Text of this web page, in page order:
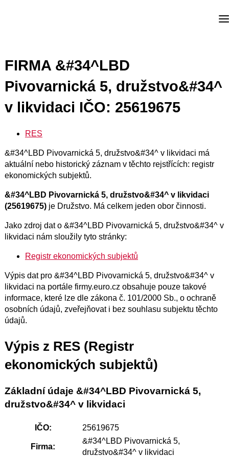
FIRMA &#34^LBD
Pivovarnická 5, družstvo&#34^
v likvidaci IČO: 25619675
RES
&#34^LBD Pivovarnická 5, družstvo&#34^ v likvidaci má
aktuální nebo historický záznam v těchto rejstřících: registr
ekonomických subjektů.
&#34^LBD Pivovarnická 5, družstvo&#34^ v likvidaci
(25619675)je Družstvo. Má celkem jeden obor činnosti.
Jako zdroj dat o &#34^LBD Pivovarnická 5, družstvo&#34^ v
likvidaci nám sloužily tyto stránky:
Registr ekonomických subjektů
Výpis dat pro &#34^LBD Pivovarnická 5, družstvo&#34^ v
likvidaci na portále firmy.euro.cz obsahuje pouze takové
informace, které lze dle zákona č. 101/2000 Sb., o ochraně
osobních údajů, zveřejňovat i bez souhlasu subjektu těchto
údajů.
Výpis z RES (Registr
ekonomických subjektů)
Základní údaje &#34^LBD Pivovarnická 5,
družstvo&#34^ v likvidaci
IČO: 25619675
Firma:
&#34^LBD Pivovarnická 5,
družstvo&#34^ v likvidaci